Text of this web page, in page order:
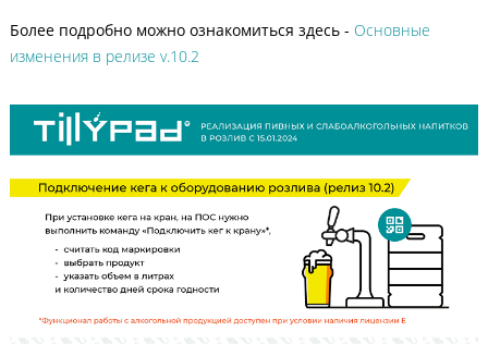
Более подробно можно ознакомиться здесь - Основные
изменения в релизе v.10.2